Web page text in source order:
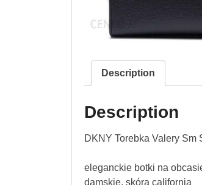
Description
Description
DKNY Torebka Valery
eleganckie botki na
damskie, skóra california